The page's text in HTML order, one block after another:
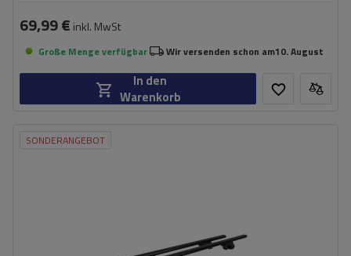
69,99 € inkl. MwSt
Große Menge verfügbar Wir versenden schon am10. August
In den
Warenkorb
SONDERANGEBOT